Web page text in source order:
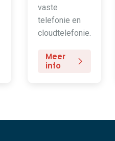
vaste
telefonie en
cloudtelefonie.
Meer
info